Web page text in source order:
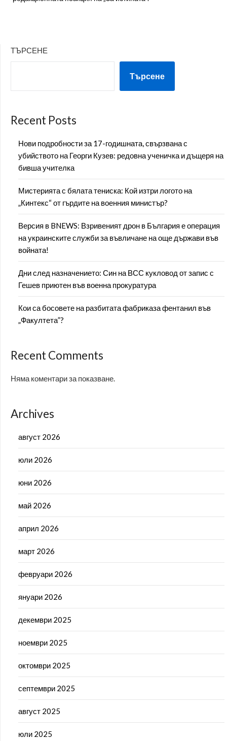
ТЪРСЕНЕ
Търсене
Recent Posts
Нови подробности за 17-годишната, свързвана с
убийството на Георги Кузев: редовна ученичка и дъщеря на
бивша учителка
Мистерията с бялата тениска: Кой изтри логото на
„Кинтекс“ от гърдите на военния министър?
Версия в BNEWS: Взривеният дрон в България е операция
на украинските служби за въвличане на още държави във
войната!
Дни след назначението: Син на ВСС кукловод от запис с
Гешев приютен във военна прокуратура
Кои са босовете на разбитата фабриказа фентанил във
„Факултета”?
Recent Comments
Няма коментари за показване.
Archives
август 2026
юли 2026
юни 2026
май 2026
април 2026
март 2026
февруари 2026
януари 2026
декември 2025
ноември 2025
октомври 2025
септември 2025
август 2025
юли 2025